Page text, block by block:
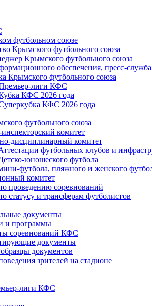
футбольном союзе
Крымского футбольного союза
Крымского футбольного союза
обеспечения, пресс-служба
Крымского футбольного союза
лиги КФС
КФС 2026 года
КФС 2026 года
футбольного союза
комитет
дисциплинарный комитет
футбольных клубов и
юношеского футбола
футбола, пляжного и женского
комитет
проведению соревнований
статусу и трансферам футболистов
документы
и программы
соревнований КФС
документы
документов
зрителей на стадионе
лиги КФС